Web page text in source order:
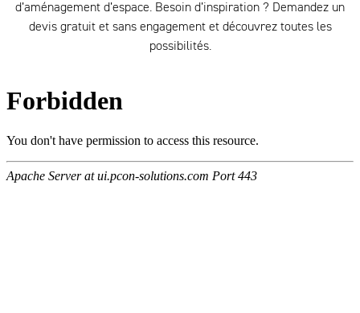
d’aménagement d’espace. Besoin d’inspiration ? Demandez un
devis gratuit et sans engagement et découvrez toutes les
possibilités.